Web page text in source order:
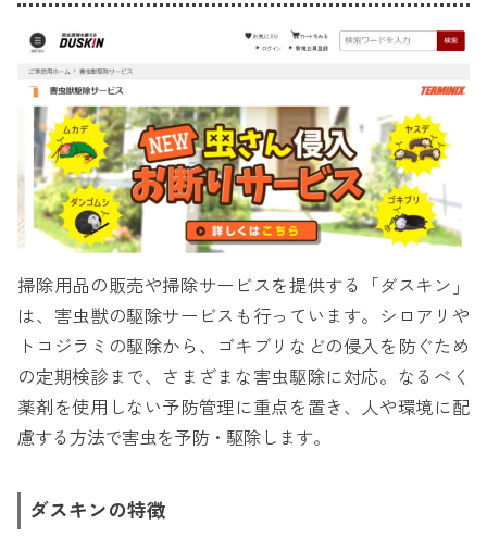
掃除用品の販売や掃除サービスを提供する「ダスキン」
は、害虫獣の駆除サービスも行っています。シロアリや
トコジラミの駆除から、ゴキブリなどの侵入を防ぐため
の定期検診まで、さまざまな害虫駆除に対応。なるべく
薬剤を使用しない予防管理に重点を置き、人や環境に配
慮する方法で害虫を予防・駆除します。
ダスキンの特徴